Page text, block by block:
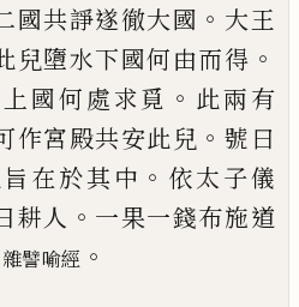
國共諍遂徹大國 。 大王
兒墮水下國何由而得 。
上國何處求覓 。 此兩有
作宮殿共安此兒 。號曰
在於其中 。 依太子儀
耕人 。 一果一錢布施道
譬喻經 。